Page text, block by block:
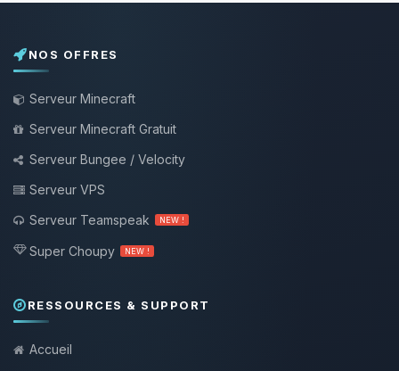
NOS OFFRES
Serveur Minecraft
Serveur Minecraft Gratuit
Serveur Bungee / Velocity
Serveur VPS
Serveur Teamspeak
NEW !
Super Choupy NEW !
RESSOURCES & SUPPORT
Accueil